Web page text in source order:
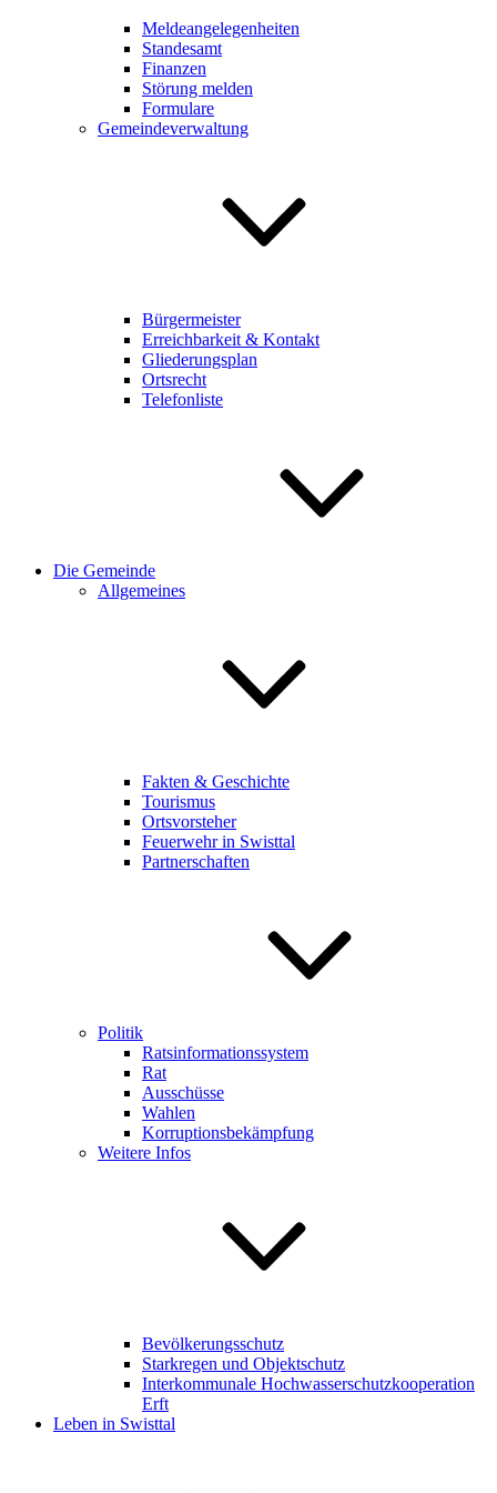
Meldeangelegenheiten
Standesamt
Finanzen
Störung melden
Formulare
Gemeindeverwaltung
Bürgermeister
Erreichbarkeit & Kontakt
Gliederungsplan
Ortsrecht
Telefonliste
Die Gemeinde
Allgemeines
Fakten & Geschichte
Tourismus
Ortsvorsteher
Feuerwehr in Swisttal
Partnerschaften
Politik
Ratsinformationssystem
Rat
Ausschüsse
Wahlen
Korruptionsbekämpfung
Weitere Infos
Bevölkerungsschutz
Starkregen und Objektschutz
Interkommunale Hochwasserschutzkooperation
Erft
Leben in Swisttal